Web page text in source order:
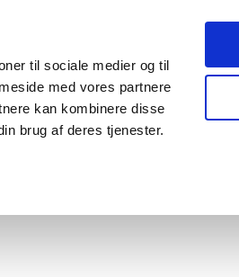
til sociale medier og til
med vores partnere
kan kombinere disse
brug af deres tjenester.
OM OS